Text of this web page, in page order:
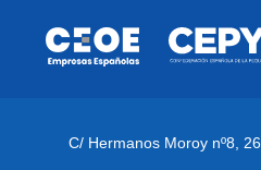
C/ Hermanos Moroy nº8,